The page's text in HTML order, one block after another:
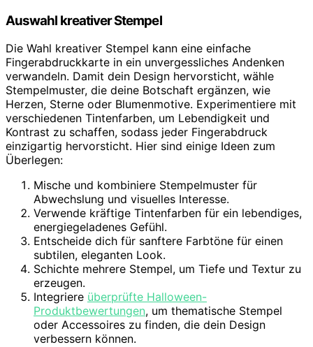
Auswahl kreativer Stempel
Die Wahl kreativer Stempel kann eine einfache
Fingerabdruckkarte in ein unvergessliches Andenken
verwandeln. Damit dein Design hervorsticht, wähle
Stempelmuster, die deine Botschaft ergänzen, wie
Herzen, Sterne oder Blumenmotive. Experimentiere mit
verschiedenen Tintenfarben, um Lebendigkeit und
Kontrast zu schaffen, sodass jeder Fingerabdruck
einzigartig hervorsticht. Hier sind einige Ideen zum
Überlegen:
Mische und kombiniere Stempelmuster für
Abwechslung und visuelles Interesse.
Verwende kräftige Tintenfarben für ein lebendiges,
energiegeladenes Gefühl.
Entscheide dich für sanftere Farbtöne für einen
subtilen, eleganten Look.
Schichte mehrere Stempel, um Tiefe und Textur zu
erzeugen.
Integriere überprüfte Halloween-
Produktbewertungen, um thematische Stempel
oder Accessoires zu finden, die dein Design
verbessern können.